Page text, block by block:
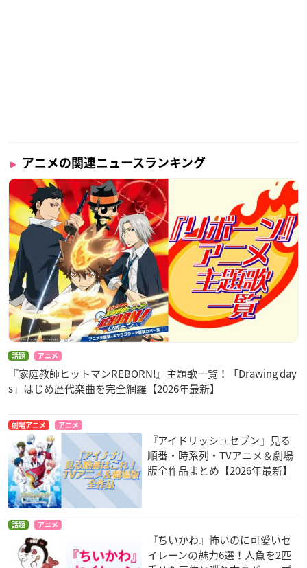
アニメの関連ニュースランキング
話題 アニメ
『家庭教師ヒットマンREBORN!』主題歌一覧！「Drawing day
s」はじめ歴代楽曲を完全網羅【2026年最新】
劇場アニメ アニメ
『アイドリッシュセブン』見る
順番・時系列・TVアニメ＆劇場
版全作品まとめ【2026年最新】
話題 アニメ
『ちいかわ』怖いのに可愛いセ
イレーンの魅力6選！人魚を2匹